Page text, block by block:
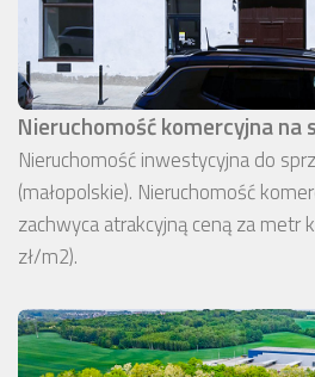
Nieruchomość komercyjna na
Nieruchomość inwestycyjna do
(małopolskie). Nieruchomość
zachwyca atrakcyjną ceną za metr
zł/m2).